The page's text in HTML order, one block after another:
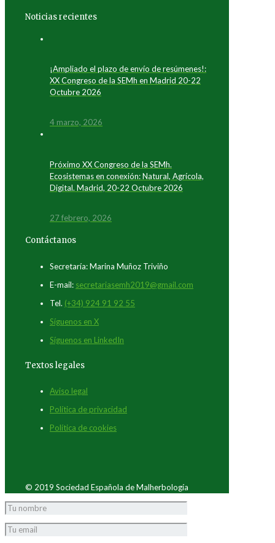
Noticias recientes
¡Ampliado el plazo de envío de resúmenes!:
XX Congreso de la SEMh en Madrid 20-22
Octubre 2026
4 marzo, 2026
Próximo XX Congreso de la SEMh.
Ecosistemas en conexión: Natural, Agrícola,
Digital. Madrid, 20-22 Octubre 2026
27 febrero, 2026
Contáctanos
Secretaría: Marina Muñoz Triviño
E-mail: secretariasemh2019@gmail.com
Tel. (+34) 924 91 92 55
Síguenos en X
Síguenos en LinkedIn
Textos legales
Aviso legal
Política de privacidad
Política de cookies
© 2019 Sociedad Española de Malherbología